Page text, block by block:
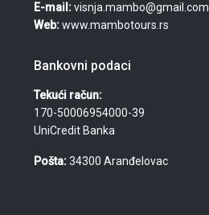
E-mail:visnja.mambo@gmail.com
Web:www.mambotours.rs
Bankovni podaci
Tekući račun:
170-50006954000-39
UniCredit Banka
Pošta:34300 Aranđelovac